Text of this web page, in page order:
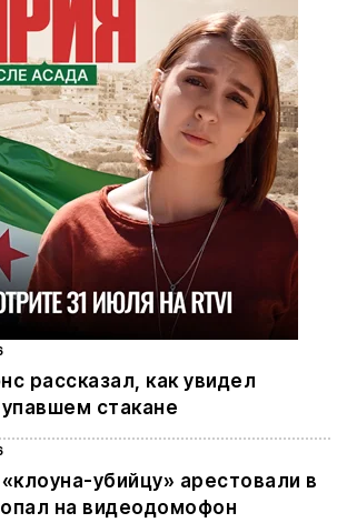
рассказал, как увидел
стакане
убийцу» арестовали в
на видеодомофон